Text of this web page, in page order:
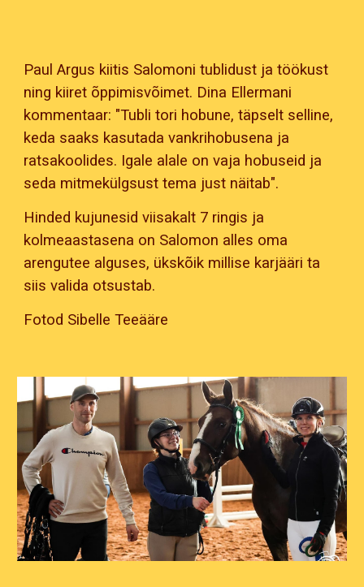
Paul Argus kiitis Salomoni tublidust ja töökust
ning kiiret õppimisvõimet. Dina Ellermani
kommentaar: "Tubli tori hobune, täpselt selline,
keda saaks kasutada vankrihobusena ja
ratsakoolides. Igale alale on vaja hobuseid ja
seda mitmekülgsust tema just näitab".
Hinded kujunesid viisakalt 7 ringis ja
kolmeaastasena on Salomon alles oma
arengutee alguses, ükskõik millise karjääri ta
siis valida otsustab.
Fotod Sibelle Teeääre